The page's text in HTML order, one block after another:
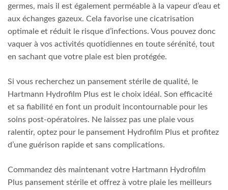
germes, mais il est également perméable à la vapeur d’eau et
aux échanges gazeux. Cela favorise une cicatrisation
optimale et réduit le risque d’infections. Vous pouvez donc
vaquer à vos activités quotidiennes en toute sérénité, tout
en sachant que votre plaie est bien protégée.
Si vous recherchez un pansement stérile de qualité, le
Hartmann Hydrofilm Plus est le choix idéal. Son efficacité
et sa fiabilité en font un produit incontournable pour les
soins post-opératoires. Ne laissez pas une plaie vous
ralentir, optez pour le pansement Hydrofilm Plus et profitez
d’une guérison rapide et sans complications.
Commandez dès maintenant votre Hartmann Hydrofilm
Plus pansement stérile et offrez à votre plaie les meilleurs